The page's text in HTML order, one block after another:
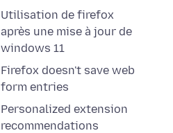
Utilisation de firefox
après une mise à jour de
windows 11
Firefox doesn't save web
form entries
Personalized extension
recommendations